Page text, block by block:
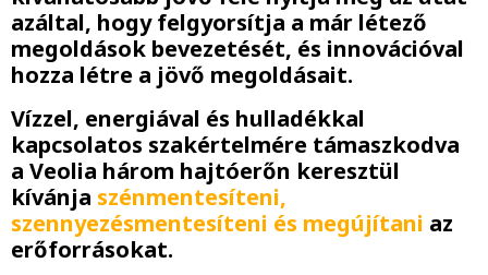
azáltal, hogy felgyorsítja a már létező
megoldások bevezetését, és innovációval
hozza létre a jövő megoldásait.
Vízzel, energiával és hulladékkal
kapcsolatos szakértelmére támaszkodva
a Veolia három hajtóerőn keresztül
kívánja szénmentesíteni,
szennyezésmentesíteni és megújítani az
erőforrásokat.